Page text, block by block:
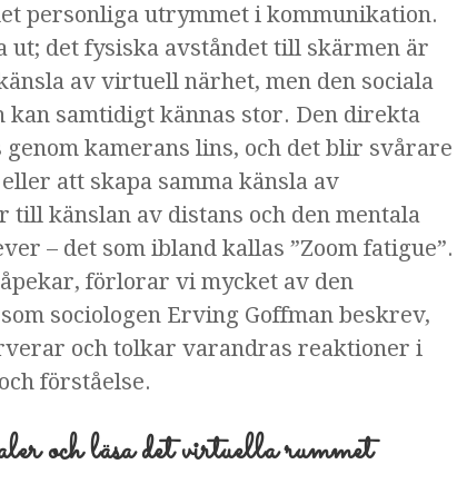
personliga utrymmet i kommunikation.
ut; det fysiska avståndet till skärmen är
av virtuell närhet, men den sociala
kan samtidigt kännas stor. Den direkta
kamerans lins, och det blir svårare
att skapa samma känsla av
till känslan av distans och den mentala
– det som ibland kallas ”Zoom fatigue”.
förlorar vi mycket av den
sociologen Erving Goffman beskrev,
och tolkar varandras reaktioner i
förståelse.
och läsa det virtuella rummet